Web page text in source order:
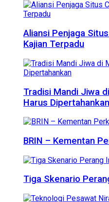
Aliansi Penjaga
Kajian Terpadu
Tradisi Mandi Jiwa
Harus Dipertahankan
BRIN – Kementan
Tiga Skenario